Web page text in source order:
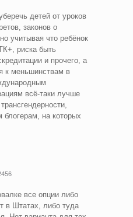
детей от уроков
законов о
учитывая что ребёнок
риска быть
и прочего, а
к меньшинствам в
всё-таки лучше
блогерам, на которых
все опции либо
в Штатах, либо туда